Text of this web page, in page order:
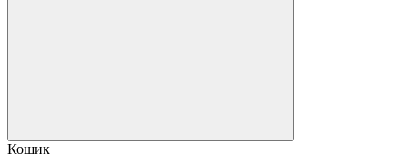
Кошик